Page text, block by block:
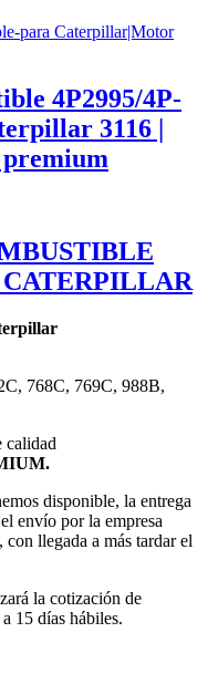
4P2995/4P-
3116 |
CATERPILLAR
768C, 769C, 988B,
calidad
disponible, la entrega
envío por la empresa
llegada a más tardar el
la cotización de
15 días hábiles.